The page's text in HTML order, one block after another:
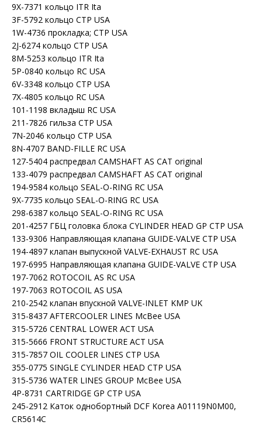
9X-7371 кольцо ITR Ita
3F-5792 кольцо CTP USA
1W-4736 прокладка; CTP USA
2J-6274 кольцо CTP USA
8M-5253 кольцо ITR Ita
5P-0840 кольцо RC USA
6V-3348 кольцо CTP USA
7X-4805 кольцо RC USA
101-1198 вкладыш RC USA
211-7826 гильза CTP USA
7N-2046 кольцо CTP USA
8N-4707 BAND-FILLE RC USA
127-5404 распредвал CAMSHAFT AS CAT original
133-4079 распредвал CAMSHAFT AS CAT original
194-9584 кольцо SEAL-O-RING RC USA
9X-7735 кольцо SEAL-O-RING RC USA
298-6387 кольцо SEAL-O-RING RC USA
201-4257 ГБЦ головка блока CYLINDER HEAD GP CTP USA
133-9306 Направляющая клапана GUIDE-VALVE CTP USA
194-4897 клапан выпускной VALVE-EXHAUST RC USA
197-6995 Направляющая клапана GUIDE-VALVE CTP USA
197-7062 ROTOCOIL AS RC USA
197-7063 ROTOCOIL AS USA
210-2542 клапан впускной VALVE-INLET KMP UK
315-8437 AFTERCOOLER LINES McBee USA
315-5726 CENTRAL LOWER ACT USA
315-5666 FRONT STRUCTURE ACT USA
315-7857 OIL COOLER LINES CTP USA
355-0775 SINGLE CYLINDER HEAD CTP USA
315-5736 WATER LINES GROUP McBee USA
4P-8731 CARTRIDGE GP CTP USA
245-2912 Каток однобортный DCF Korea A01119N0M00,
CR5614C